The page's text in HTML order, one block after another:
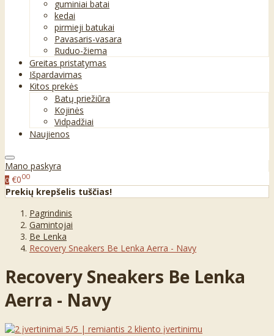
guminiai batai
kedai
pirmieji batukai
Pavasaris-vasara
Ruduo-žiema
Greitas pristatymas
Išpardavimas
Kitos prekės
Batų priežiūra
Kojinės
Vidpadžiai
Naujienos
Mano paskyra
0 €000
Prekių krepšelis tuščias!
Pagrindinis
Gamintojai
Be Lenka
Recovery Sneakers Be Lenka Aerra - Navy
Recovery Sneakers Be Lenka
Aerra - Navy
5/5 | remiantis 2 kliento įvertinimu